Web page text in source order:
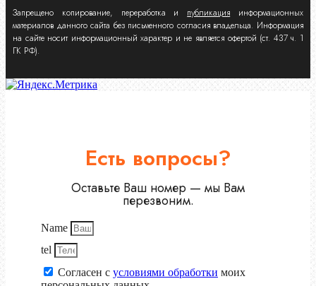
Запрещено копирование, переработка и публикация информационных
материалов данного сайта без письменного согласия владельца. Информация
на сайте носит информационный характер и не является офертой (ст. 437 ч. 1
ГК РФ).
Есть вопросы?
Оставьте Ваш номер — мы Вам
перезвоним.
Name
tel
Согласен с условиями обработки моих